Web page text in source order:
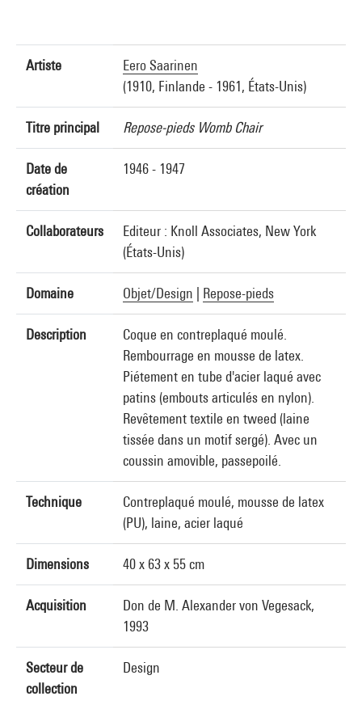
Artiste
Eero Saarinen
(1910, Finlande - 1961, États-Unis)
Titre principal Repose-pieds Womb Chair
Date de
création
1946 - 1947
Collaborateurs
Editeur : Knoll Associates, New York
(États-Unis)
Domaine Objet/Design Repose-pieds
Description
Coque en contreplaqué moulé.
Rembourrage en mousse de latex.
Piétement en tube d'acier laqué avec
patins (embouts articulés en nylon).
Revêtement textile en tweed (laine
tissée dans un motif sergé). Avec un
coussin amovible, passepoilé.
Technique
Contreplaqué moulé, mousse de latex
(PU), laine, acier laqué
Dimensions 40 x 63 x 55 cm
Acquisition
Don de M. Alexander von Vegesack,
1993
Secteur de
collection
Design